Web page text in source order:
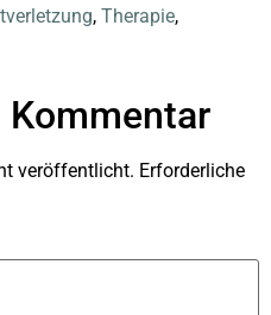
, Therapie,
Kommentar
veröffentlicht. Erforderliche